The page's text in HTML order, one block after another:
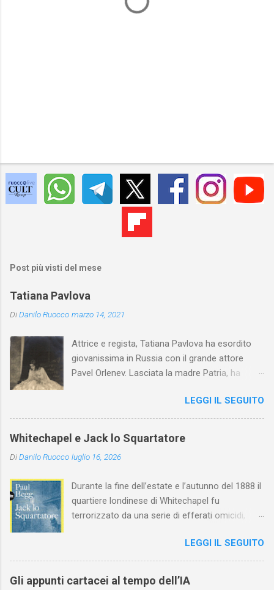
Post più visti del mese
Tatiana Pavlova
DiDanilo Ruocco marzo 14, 2021
Attrice e regista, Tatiana Pavlova ha esordito
giovanissima in Russia con il grande attore
Pavel Orlenev. Lasciata la madre Patria, ha
l'arte della Pavlova ha raggiunto la piena
maturità ed è stata in grado di rinnovare
profondamente l'attardato mondo teatrale
LEGGI IL SEGUITO
Whitechapel e Jack lo Squartatore
DiDanilo Ruocco luglio 16, 2026
Durante la fine dell’estate e l’autunno del 1888 il
quartiere londinese di Whitechapel fu
terrorizzato da una serie di efferati omicidi,
assassino ribattezzato Jack lo Squartatore la
cui identità, tutt’oggi, resta ignota. Paul Begg in
Jack lo Squartatore: la vera storia , edito da
LEGGI IL SEGUITO
Gli appunti cartacei al tempo dell’IA